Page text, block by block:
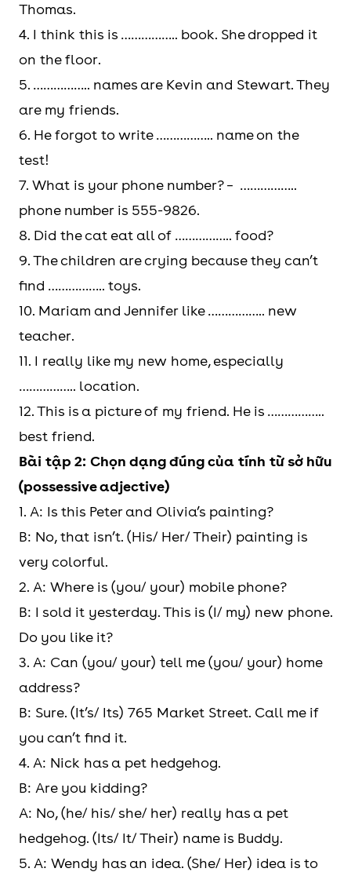
Thomas.
4. I think this is …………….. book. She dropped it
on the floor.
5. …………….. names are Kevin and Stewart. They
are my friends.
6. He forgot to write …………….. name on the
test!
7. What is your phone number? – ……………..
phone number is 555-9826.
8. Did the cat eat all of …………….. food?
9. The children are crying because they can’t
find …………….. toys.
10. Mariam and Jennifer like …………….. new
teacher.
11. I really like my new home, especially
…………….. location.
12. This is a picture of my friend. He is ……………..
best friend.
Bài tập 2: Chọn dạng đúng của tính từ sở hữu
(possessive adjective)
1. A: Is this Peter and Olivia’s painting?
B: No, that isn’t. (His/ Her/ Their) painting is
very colorful.
2. A: Where is (you/ your) mobile phone?
B: I sold it yesterday. This is (I/ my) new phone.
Do you like it?
3. A: Can (you/ your) tell me (you/ your) home
address?
B: Sure. (It’s/ Its) 765 Market Street. Call me if
you can’t find it.
4. A: Nick has a pet hedgehog.
B: Are you kidding?
A: No, (he/ his/ she/ her) really has a pet
hedgehog. (Its/ It/ Their) name is Buddy.
5. A: Wendy has an idea. (She/ Her) idea is to